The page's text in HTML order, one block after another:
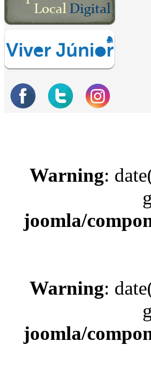
Warning:
joomla/
Warning:
joomla/